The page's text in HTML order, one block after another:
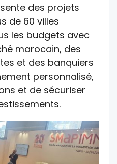
des projets
de 60 villes
les budgets avec
marocain, des
et des banquiers
personnalisé,
et de sécuriser